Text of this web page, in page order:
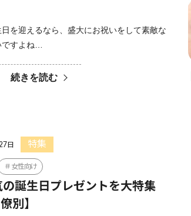
を迎えるなら、盛大にお祝いをして素敵な
すよね…
続きを読む
日 特集
女性向け
誕生日プレゼントを大特集
別】